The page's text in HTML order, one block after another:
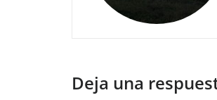
Deja una